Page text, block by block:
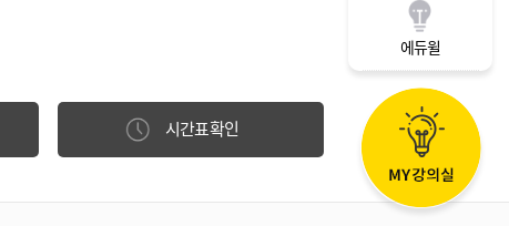
에듀윌
시간표확인